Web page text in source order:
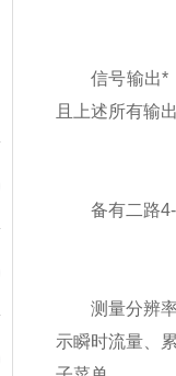
信号输出*，
且上述所有输
备有二路4-
测量分辨率
示瞬时流量、